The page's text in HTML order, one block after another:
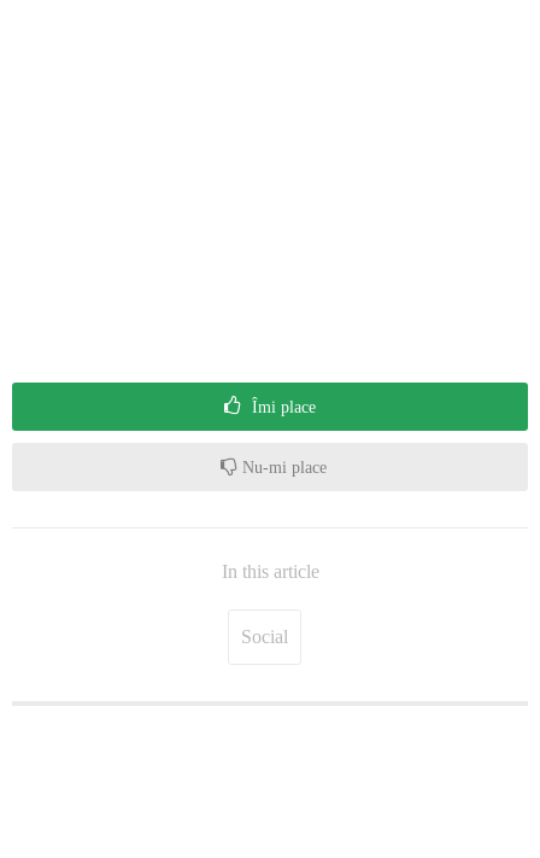
Îmi place
Nu-mi place
In this article
Social